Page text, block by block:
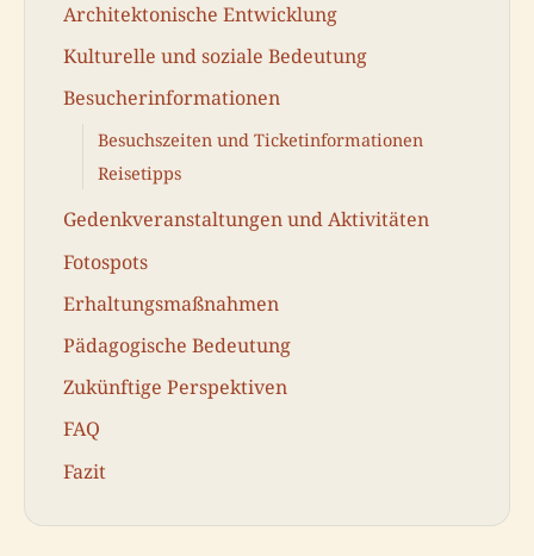
Architektonische Entwicklung
Kulturelle und soziale Bedeutung
Besucherinformationen
Besuchszeiten und Ticketinformationen
Reisetipps
Gedenkveranstaltungen und Aktivitäten
Fotospots
Erhaltungsmaßnahmen
Pädagogische Bedeutung
Zukünftige Perspektiven
FAQ
Fazit